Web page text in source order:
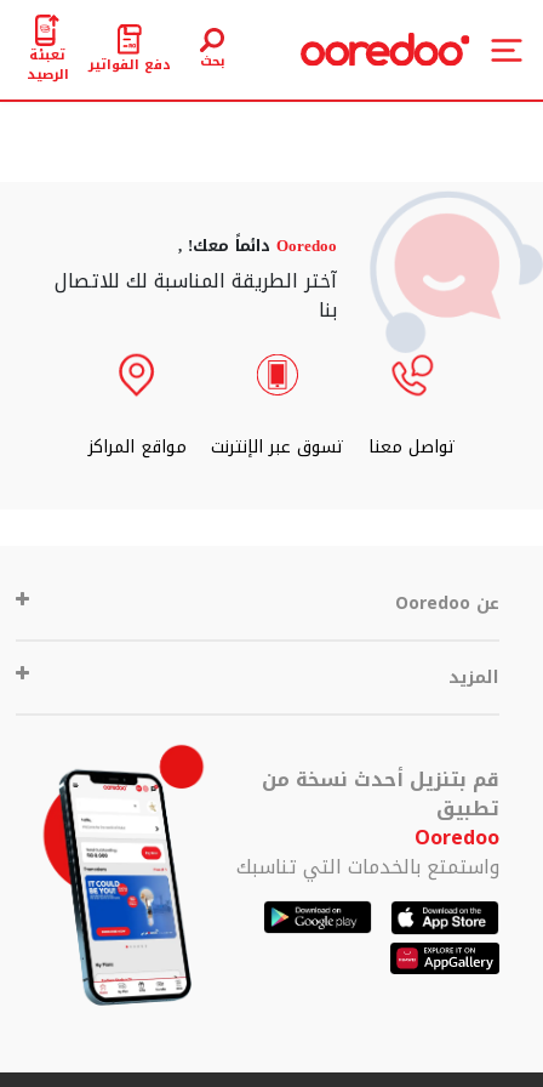
بحث دفع الفواتير تعبئة
الرصيد
Ooredoo دائماً معك! ,
آختر الطريقة المناسبة لك للاتصال
بنا
تواصل معنا تسوق عبر الإنترنت مواقع المراكز
عن Ooredoo
المزيد
قم بتنزيل أحدث نسخة من
تطبيق
Ooredoo
واستمتع بالخدمات التي تناسبك